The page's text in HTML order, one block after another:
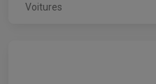
Voitures